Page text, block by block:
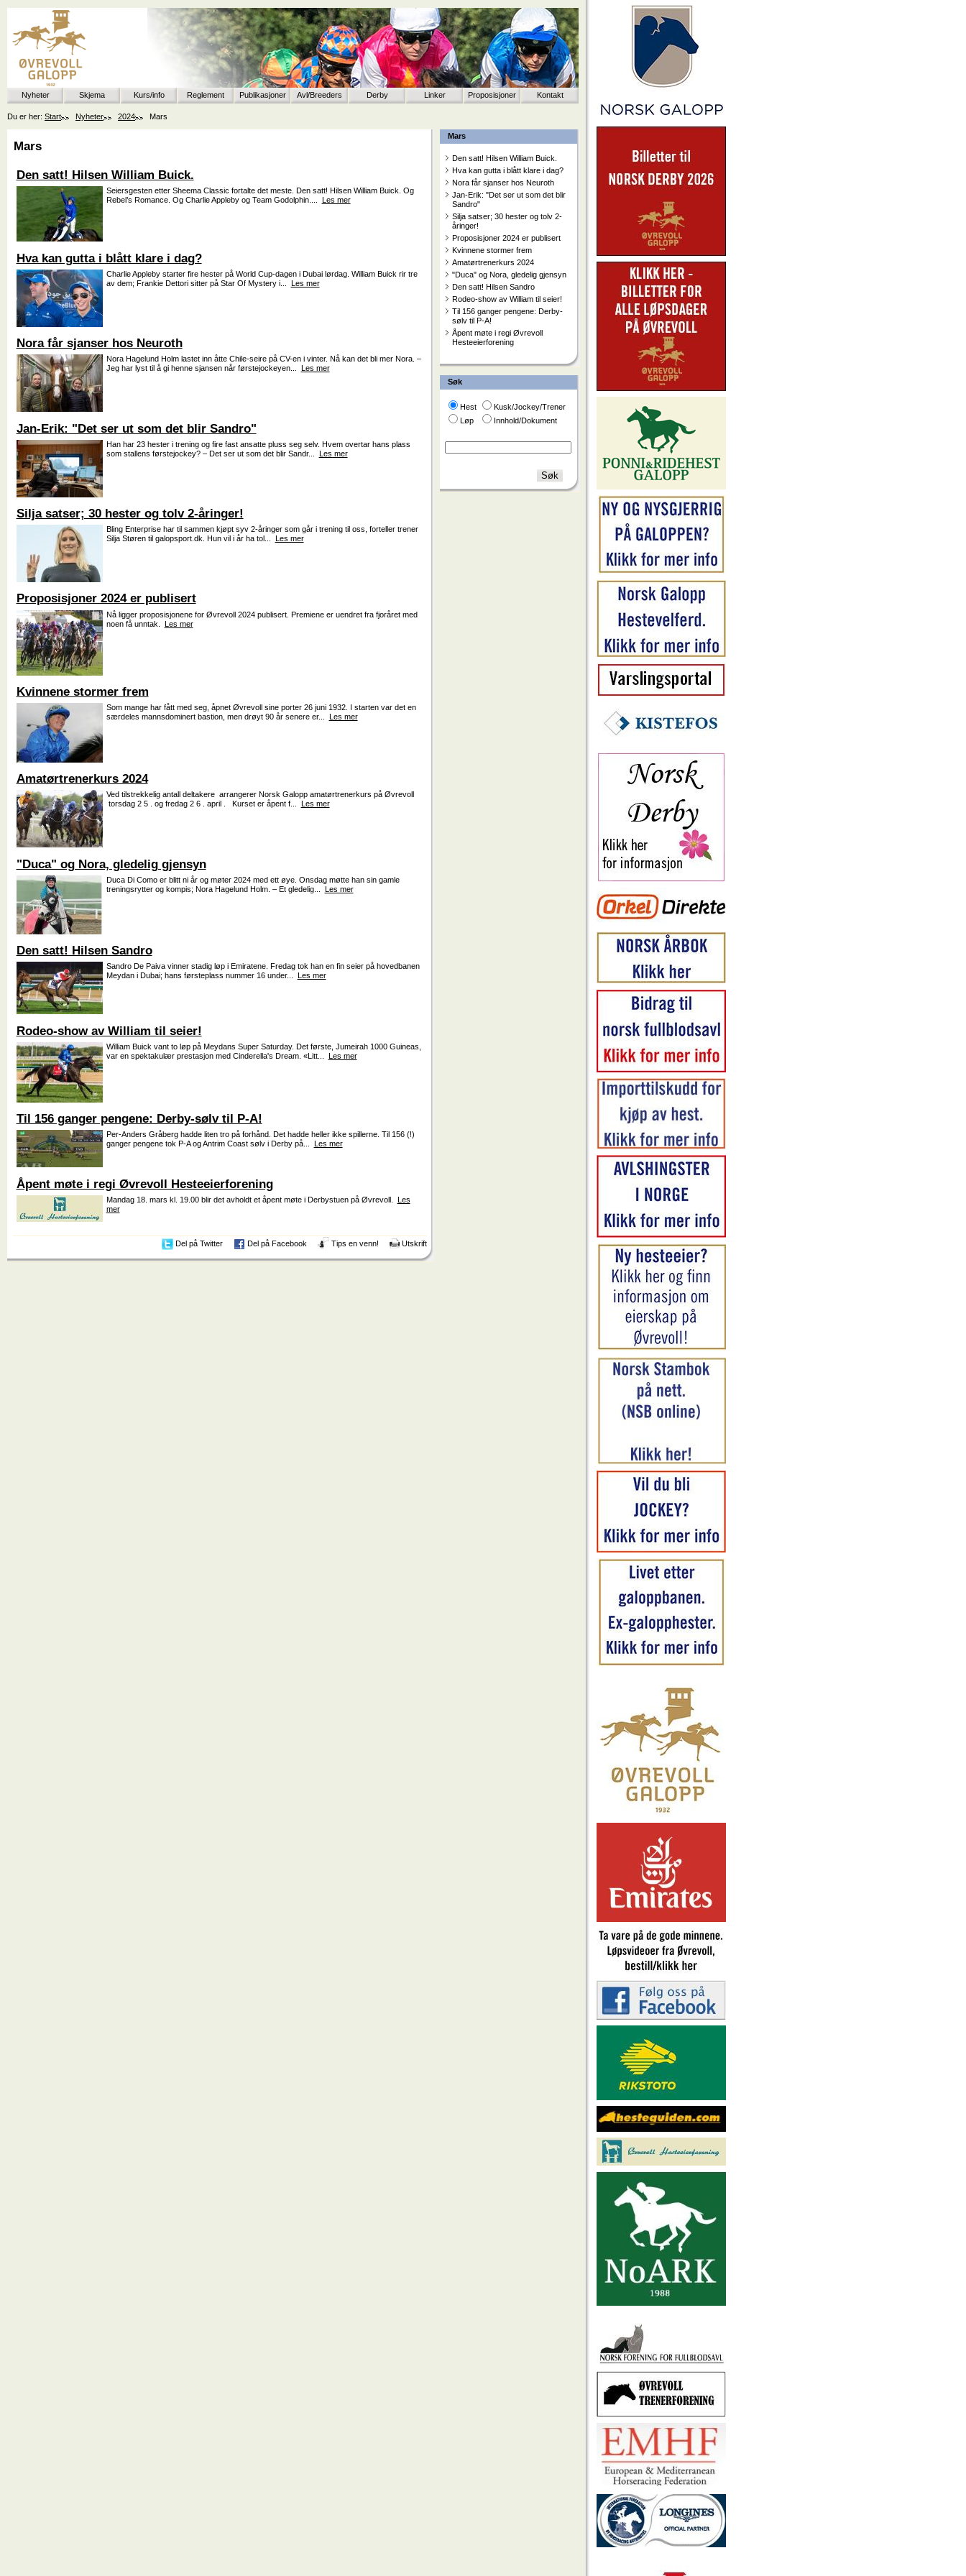
Nyheter Skjema Kurs/info Reglement Publikasjoner Avl/Breeders Derby Linker Proposisjoner Kontakt
Du er her: Start Nyheter 2024 Mars
Mars
Den satt! Hilsen William Buick.
Hva kan gutta i blått klare i dag?
Nora får sjanser hos Neuroth
Jan-Erik: "Det ser ut som det blir
Sandro"
Silja satser; 30 hester og tolv 2-
åringer!
Proposisjoner 2024 er publisert
Kvinnene stormer frem
Amatørtrenerkurs 2024
"Duca" og Nora, gledelig gjensyn
Den satt! Hilsen Sandro
Rodeo-show av William til seier!
Til 156 ganger pengene: Derby-
sølv til P-A!
Åpent møte i regi Øvrevoll
Hesteeierforening
Søk
Hest
Kusk/Jockey/Trener
Løp
Innhold/Dokument
Mars
Den satt! Hilsen William Buick.
Seiersgesten etter Sheema Classic fortalte det meste. Den satt! Hilsen William Buick. Og
Rebel’s Romance. Og Charlie Appleby og Team Godolphin....
Les mer
Hva kan gutta i blått klare i dag?
Charlie Appleby starter fire hester på World Cup-dagen i Dubai lørdag. William Buick rir tre
av dem; Frankie Dettori sitter på Star Of Mystery i... Les mer
Nora får sjanser hos Neuroth
Nora Hagelund Holm lastet inn åtte Chile-seire på CV-en i vinter. Nå kan det bli mer Nora. –
Jeg har lyst til å gi henne sjansen når førstejockeyen... Les mer
Jan-Erik: "Det ser ut som det blir Sandro"
Han har 23 hester i trening og fire fast ansatte pluss seg selv. Hvem overtar hans plass
som stallens førstejockey? – Det ser ut som det blir Sandr... Les mer
Silja satser; 30 hester og tolv 2-åringer!
Bling Enterprise har til sammen kjøpt syv 2-åringer som går i trening til oss, forteller trener
Silja Støren til galopsport.dk. Hun vil i år ha tol... Les mer
Proposisjoner 2024 er publisert
Nå ligger proposisjonene for Øvrevoll 2024 publisert. Premiene er uendret fra fjoråret med
noen få unntak. Les mer
Kvinnene stormer frem
Som mange har fått med seg, åpnet Øvrevoll sine porter 26 juni 1932. I starten var det en
særdeles mannsdominert bastion, men drøyt 90 år senere er... Les mer
Amatørtrenerkurs 2024
Ved tilstrekkelig antall deltakere arrangerer Norsk Galopp amatørtrenerkurs på Øvrevoll
torsdag 2 5 . og fredag 2 6 . april . Kurset er åpent f...
Les mer
"Duca" og Nora, gledelig gjensyn
Duca Di Como er blitt ni år og møter 2024 med ett øye. Onsdag møtte han sin gamle
treningsrytter og kompis; Nora Hagelund Holm. – Et gledelig... Les mer
Den satt! Hilsen Sandro
Sandro De Paiva vinner stadig løp i Emiratene. Fredag tok han en fin seier på hovedbanen
Meydan i Dubai; hans førsteplass nummer 16 under...
Les mer
Rodeo-show av William til seier!
William Buick vant to løp på Meydans Super Saturday. Det første, Jumeirah 1000 Guineas,
var en spektakulær prestasjon med Cinderella's Dream. «Litt... Les mer
Til 156 ganger pengene: Derby-sølv til P-A!
Per-Anders Gråberg hadde liten tro på forhånd. Det hadde heller ikke spillerne. Til 156 (!)
ganger pengene tok P-A og Antrim Coast sølv i Derby på... Les mer
Åpent møte i regi Øvrevoll Hesteeierforening
Mandag 18. mars kl. 19.00 blir det avholdt et åpent møte i Derbystuen på Øvrevoll. Les
mer
Del på Twitter Del på Facebook Tips en venn! Utskrift